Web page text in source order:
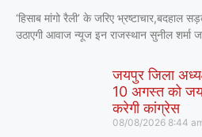
‘हिसाब मांगो रैली’ के जरिए
उठाएगी आवाज न्यूज इन राजस्थान सुनील शर्मा
जयपुर जिला
10 अगस्त को
करेगी कांग्रेस
08/08/2026 8:44